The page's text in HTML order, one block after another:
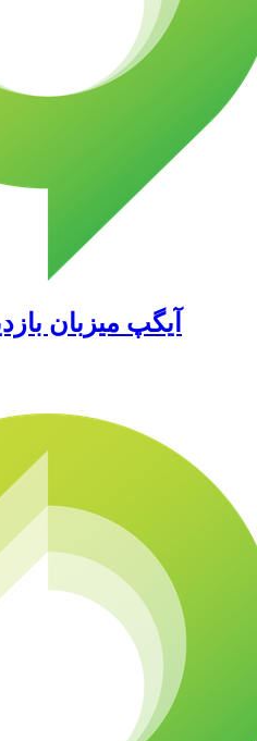
آیگپ میزبان